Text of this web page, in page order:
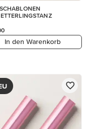
In den Warenkorb